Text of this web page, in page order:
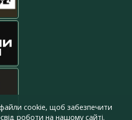
cookie, щоб забезпечити
роботи на нашому сайті.